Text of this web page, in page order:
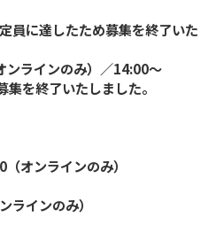
に達したため募集を終了いた
ラインのみ）／14:00〜
を終了いたしました。
オンラインのみ）
インのみ）